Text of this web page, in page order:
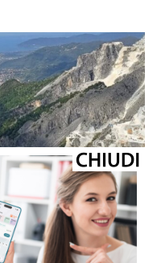
sulle
via libera